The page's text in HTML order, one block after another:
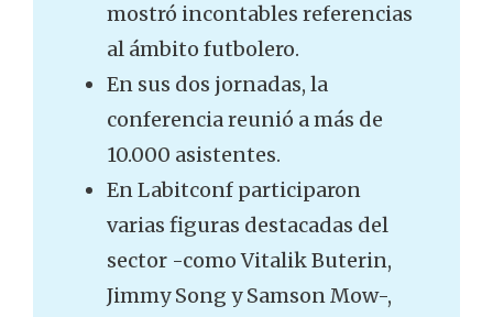
mostró incontables referencias
al ámbito futbolero.
En sus dos jornadas, la
conferencia reunió a más de
10.000 asistentes.
En Labitconf participaron
varias figuras destacadas del
sector -como Vitalik Buterin,
Jimmy Song y Samson Mow-,